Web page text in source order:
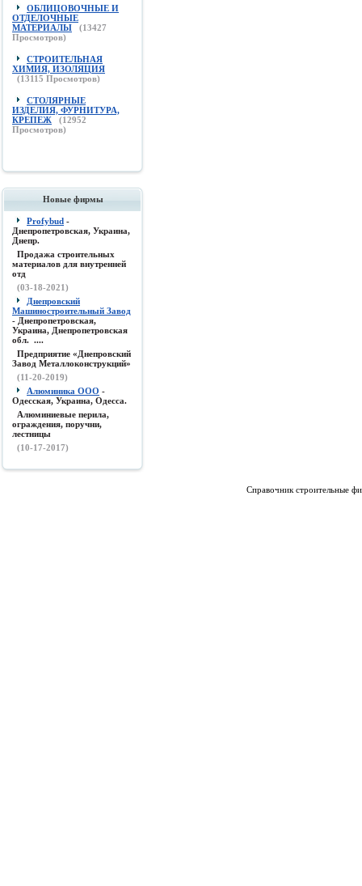
ОБЛИЦОВОЧНЫЕ И
ОТДЕЛОЧНЫЕ
МАТЕРИАЛЫ
(13427
Просмотров)
СТРОИТЕЛЬНАЯ
ХИМИЯ, ИЗОЛЯЦИЯ
(13115 Просмотров)
СТОЛЯРНЫЕ
ИЗДЕЛИЯ, ФУРНИТУРА,
КРЕПЕЖ
(12952
Просмотров)
Новые фирмы
Profybud -
Днепропетровская, Украина,
Днепр.
Продажа строительных
материалов для внутренней
отд
(03-18-2021)
Днепровский
Машиностроительный Завод
- Днепропетровская,
Украина, Днепропетровская
обл. ....
Предприятие «Днепровский
Завод Металлоконструкций»
(11-20-2019)
Алюминика ООО -
Одесская, Украина, Одесса.
Алюминиевые перила,
ограждения, поручни,
лестницы
(10-17-2017)
Справочник строительные